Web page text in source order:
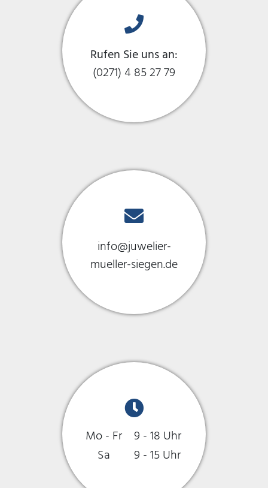
Rufen Sie uns an:
(0271) 4 85 27 79
info@juwelier-
mueller-siegen.de
Mo - Fr
9 - 18 Uhr
Sa
9 - 15 Uhr